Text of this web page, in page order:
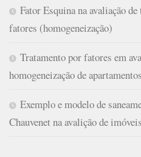
Fator Esquina na avaliação
fatores (homogeneização)
Tratamento por fatores em
homogeneização de
Exemplo e modelo de
Chauvenet na avalição de imóveis